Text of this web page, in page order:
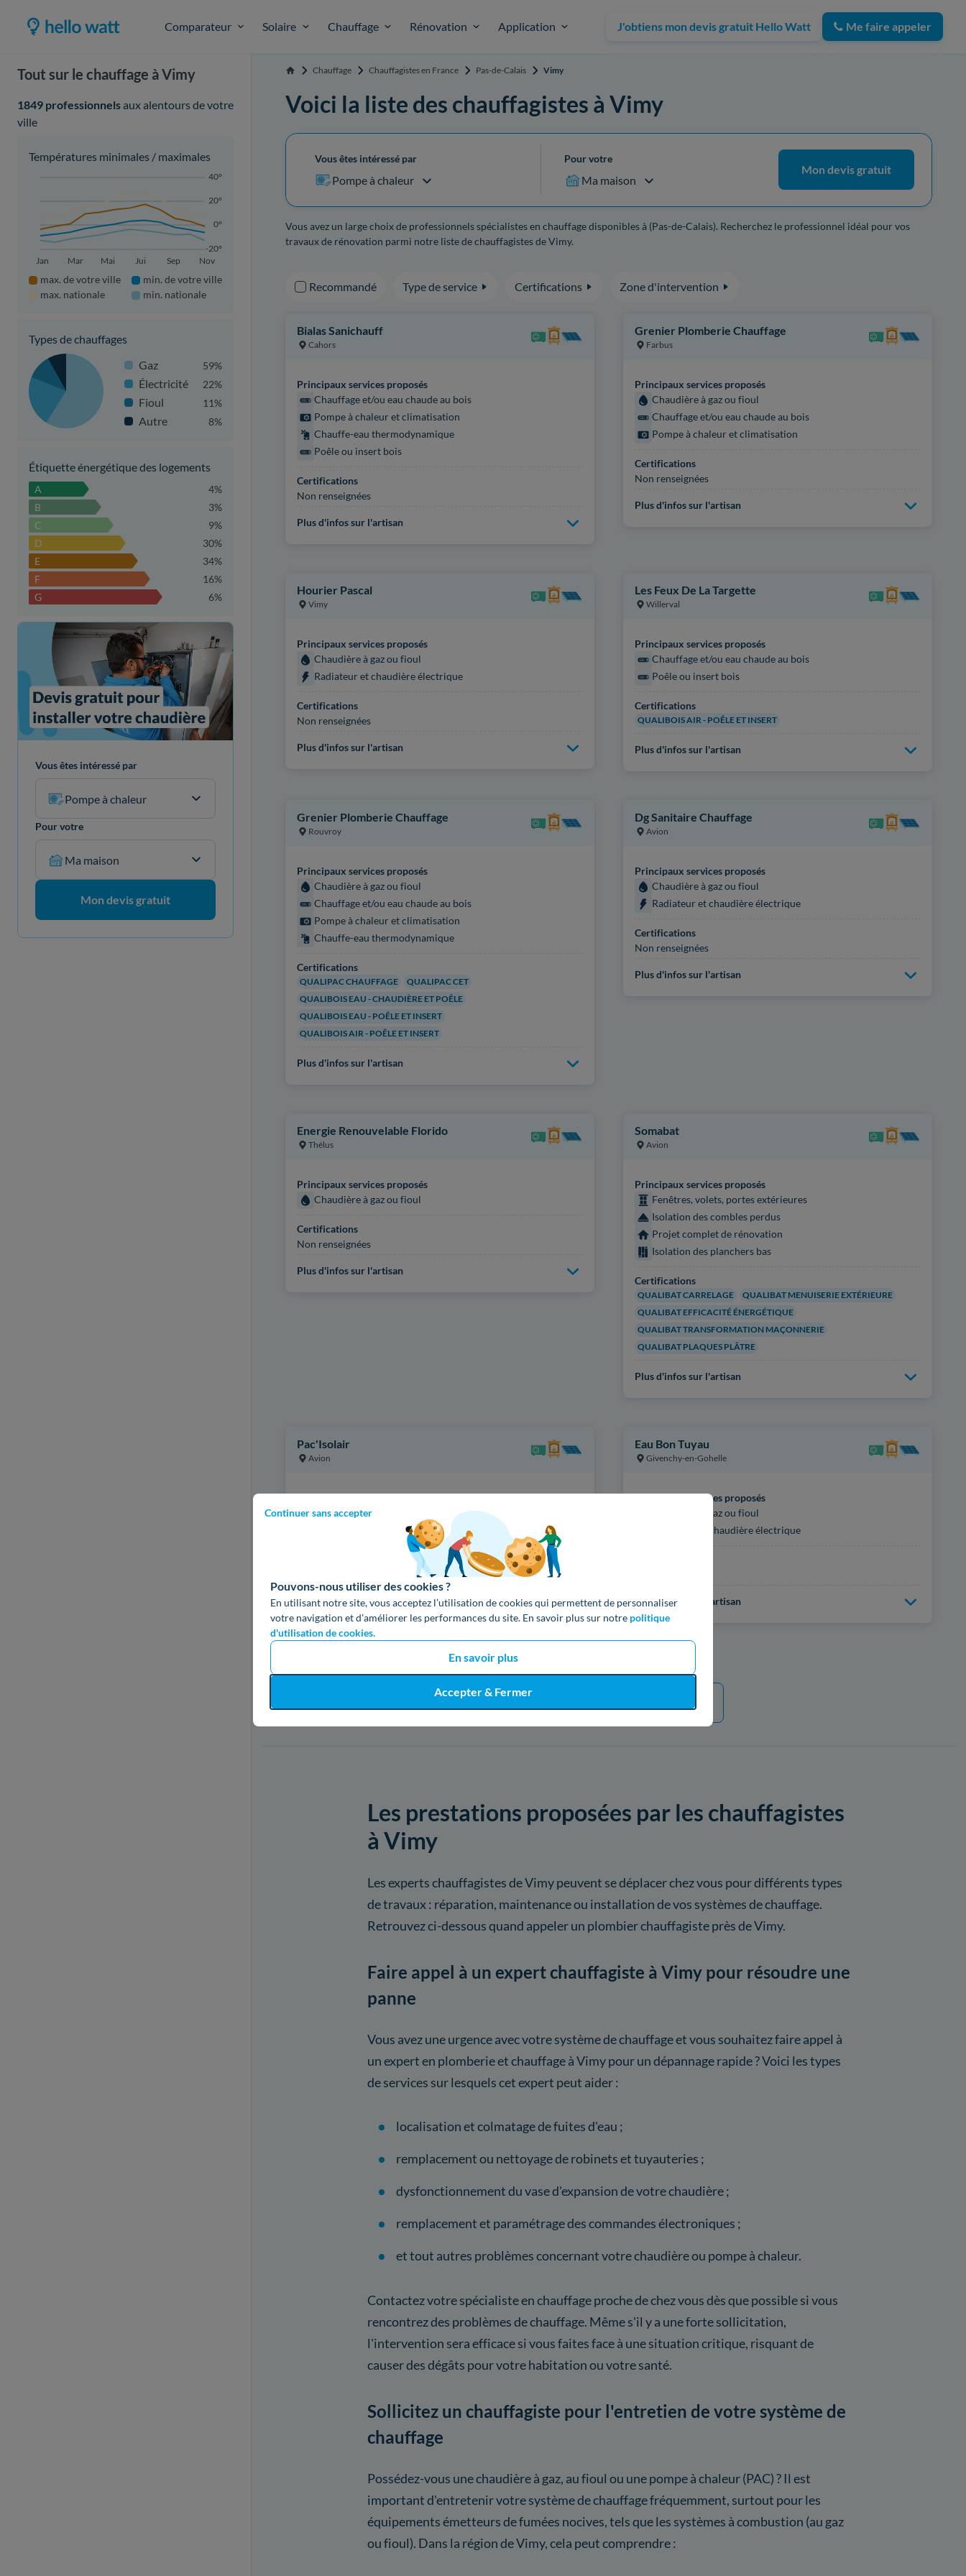
Comparateur Solaire Chauffage Rénovation Application J'obtiens mon devis gratuit Hello Watt Me faire appeler
Continuer sans accepter
Pouvons-nous utiliser des cookies ?
En utilisant notre site, vous acceptez l’utilisation de cookies qui permettent de personnaliser
votre navigation et d’améliorer les performances du site. En savoir plus sur notre politique
d'utilisation de cookies.
En savoir plus
Accepter & Fermer
Tout sur le chauffage à Vimy
1849 professionnelsaux alentours de votre
ville
Températures minimales / maximales
-20°
0°
20°
40°
Jan Mar Mai Jui Sep Nov
max. de votre ville
max. nationale
min. de votre ville
min. nationale
Types de chauffages
Gaz
59%
Électricité 22%
Fioul 11%
Autre 8%
Étiquette énergétique des logements
A
4%
B
3%
C
9%
D
30%
E
34%
F
16%
G
6%
Vous êtes intéressé par
Pompe à chaleur
Pour votre
Ma maison
Mon devis gratuit
Accueil Chauffage Chauffagistes en France Pas-de-Calais Vimy
Voici la liste des chauffagistes à Vimy
Vous êtes intéressé par
Pompe à chaleur
Pour votre
Ma maison
Mon devis gratuit
Vous avez un large choix de professionnels spécialistes en chauffage disponibles à (Pas-de-Calais). Recherchez le professionnel idéal pour vos
travaux de rénovation parmi notre liste de chauffagistes de Vimy.
Recommandé Type de service Certifications Zone d'intervention
Bialas Sanichauff
Cahors
Principaux services proposés
Chauffage et/ou eau chaude au bois
Pompe à chaleur et climatisation
Chauffe-eau thermodynamique
Poêle ou insert bois
Certifications
Non renseignées
Plus d'infos sur l'artisan
Grenier Plomberie Chauffage
Farbus
Principaux services proposés
Chaudière à gaz ou fioul
Chauffage et/ou eau chaude au bois
Pompe à chaleur et climatisation
Certifications
Non renseignées
Plus d'infos sur l'artisan
Hourier Pascal
Vimy
Principaux services proposés
Chaudière à gaz ou fioul
Radiateur et chaudière électrique
Certifications
Non renseignées
Plus d'infos sur l'artisan
Les Feux De La Targette
Willerval
Principaux services proposés
Chauffage et/ou eau chaude au bois
Poêle ou insert bois
Certifications
QUALIBOIS AIR - POÊLE ET INSERT
Plus d'infos sur l'artisan
Grenier Plomberie Chauffage
Rouvroy
Principaux services proposés
Chaudière à gaz ou fioul
Chauffage et/ou eau chaude au bois
Pompe à chaleur et climatisation
Chauffe-eau thermodynamique
Certifications
QUALIPAC CHAUFFAGE
QUALIPAC CET
QUALIBOIS EAU - CHAUDIÈRE ET POÊLE
QUALIBOIS EAU - POÊLE ET INSERT
QUALIBOIS AIR - POÊLE ET INSERT
Plus d'infos sur l'artisan
Dg Sanitaire Chauffage
Avion
Principaux services proposés
Chaudière à gaz ou fioul
Radiateur et chaudière électrique
Certifications
Non renseignées
Plus d'infos sur l'artisan
Energie Renouvelable Florido
Thélus
Principaux services proposés
Chaudière à gaz ou fioul
Certifications
Non renseignées
Plus d'infos sur l'artisan
Somabat
Avion
Principaux services proposés
Fenêtres, volets, portes extérieures
Isolation des combles perdus
Projet complet de rénovation
Isolation des planchers bas
Certifications
QUALIBAT CARRELAGE
QUALIBAT MENUISERIE EXTÉRIEURE
QUALIBAT EFFICACITÉ ÉNERGÉTIQUE
QUALIBAT TRANSFORMATION MAÇONNERIE
QUALIBAT PLAQUES PLÂTRE
Plus d'infos sur l'artisan
Pac'Isolair
Avion
Principaux services proposés
Isolation des murs par l'extérieur
Isolation des combles perdus
Chauffage et/ou eau chaude au bois
Pompe à chaleur et climatisation
Certifications
QUALIBAT PAC QUALIBAT ITI QUALIBAT ITE
Plus d'infos sur l'artisan
Eau Bon Tuyau
Givenchy-en-Gohelle
Principaux services proposés
Chaudière à gaz ou fioul
Radiateur et chaudière électrique
Plus d'infos sur l'artisan
Les prestations proposées par les chauffagistes
à Vimy
Les experts chauffagistes de Vimy peuvent se déplacer chez vous pour différents types
de travaux : réparation, maintenance ou installation de vos systèmes de chauffage.
Retrouvez ci-dessous quand appeler un plombier chauffagiste près de Vimy.
Faire appel à un expert chauffagiste à Vimy pour résoudre une
panne
Vous avez une urgence avec votre système de chauffage et vous souhaitez faire appel à
un expert en plomberie et chauffage à Vimy pour un dépannage rapide ? Voici les types
de services sur lesquels cet expert peut aider :
localisation et colmatage de fuites d'eau ;
remplacement ou nettoyage de robinets et tuyauteries ;
dysfonctionnement du vase d'expansion de votre chaudière ;
remplacement et paramétrage des commandes électroniques ;
et tout autres problèmes concernant votre chaudière ou pompe à chaleur.
Contactez votre spécialiste en chauffage proche de chez vous dès que possible si vous
rencontrez des problèmes de chauffage. Même s'il y a une forte sollicitation,
l'intervention sera efficace si vous faites face à une situation critique, risquant de
causer des dégâts pour votre habitation ou votre santé.
Sollicitez un chauffagiste pour l'entretien de votre système de
chauffage
Possédez-vous une chaudière à gaz, au fioul ou une pompe à chaleur (PAC) ? Il est
important d'entretenir votre système de chauffage fréquemment, surtout pour les
équipements émetteurs de fumées nocives, tels que les systèmes à combustion (au gaz
ou fioul). Dans la région de Vimy, cela peut comprendre :